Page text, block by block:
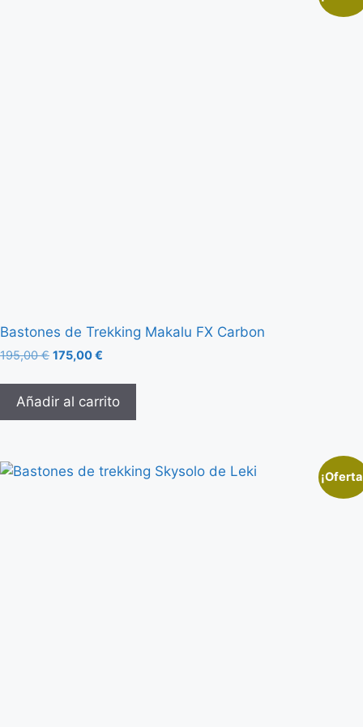
Bastones de Trekking Makalu FX Carbon
195,00€ 175,00€
Añadir al carrito